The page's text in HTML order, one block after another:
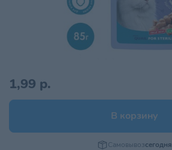
1,99 р.
В корзину
Самовывозсегодня